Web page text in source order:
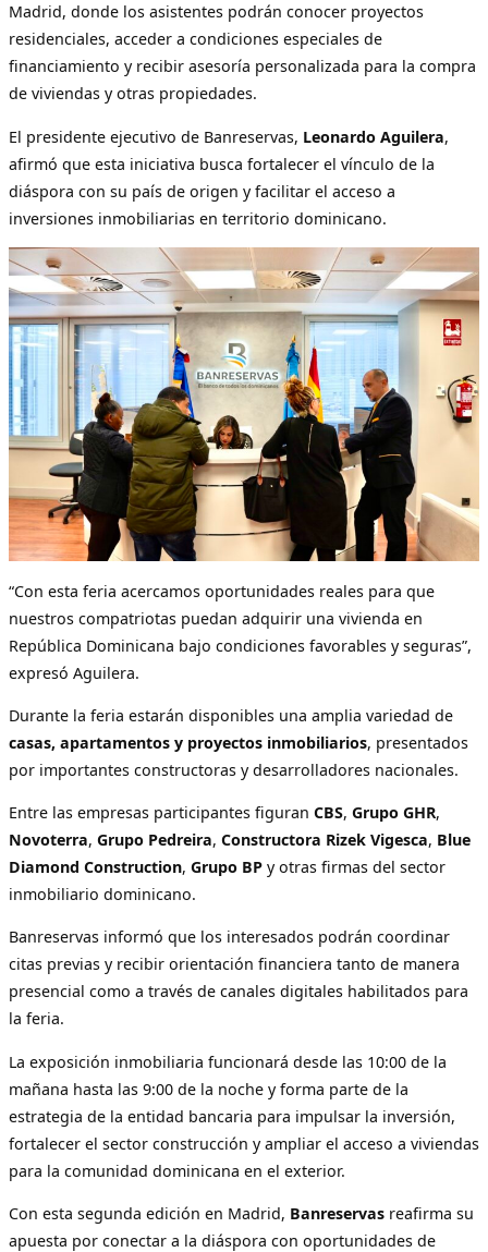
Madrid, donde los asistentes podrán conocer proyectos
residenciales, acceder a condiciones especiales de
financiamiento y recibir asesoría personalizada para la compra
de viviendas y otras propiedades.
El presidente ejecutivo de Banreservas, Leonardo Aguilera,
afirmó que esta iniciativa busca fortalecer el vínculo de la
diáspora con su país de origen y facilitar el acceso a
inversiones inmobiliarias en territorio dominicano.
“Con esta feria acercamos oportunidades reales para que
nuestros compatriotas puedan adquirir una vivienda en
República Dominicana bajo condiciones favorables y seguras”,
expresó Aguilera.
Durante la feria estarán disponibles una amplia variedad de
casas, apartamentos y proyectos inmobiliarios, presentados
por importantes constructoras y desarrolladores nacionales.
Entre las empresas participantes figuran CBS, Grupo GHR,
Novoterra, Grupo Pedreira, Constructora Rizek Vigesca, Blue
Diamond Construction, Grupo BP y otras firmas del sector
inmobiliario dominicano.
Banreservas informó que los interesados podrán coordinar
citas previas y recibir orientación financiera tanto de manera
presencial como a través de canales digitales habilitados para
la feria.
La exposición inmobiliaria funcionará desde las 10:00 de la
mañana hasta las 9:00 de la noche y forma parte de la
estrategia de la entidad bancaria para impulsar la inversión,
fortalecer el sector construcción y ampliar el acceso a viviendas
para la comunidad dominicana en el exterior.
Con esta segunda edición en Madrid, Banreservas reafirma su
apuesta por conectar a la diáspora con oportunidades de